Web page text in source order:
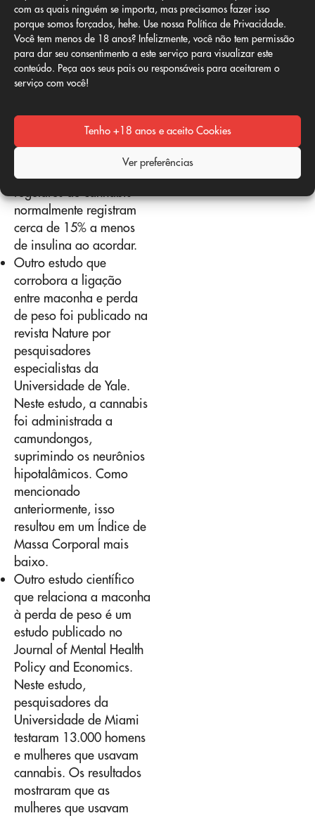
com as quais ninguém se importa, mas precisamos fazer isso
porque somos forçados, hehe. Use nossa Política de Privacidade.
Você tem menos de 18 anos? Infelizmente, você não tem permissão
para dar seu consentimento a este serviço para visualizar este
conteúdo. Peça aos seus pais ou responsáveis para aceitarem o
serviço com você!
Tenho +18 anos e aceito Cookies
Ver preferências
direto do THC na perda de
peso. Por exemplo:
Um estudo publicado no
American Journal of
Medicine relacionou o
regulação adequada da
insulina, o hormônio que
regula os açúcares no
corpo. Fumantes
regulares de cannabis
normalmente registram
cerca de 15% a menos
de insulina ao acordar.
Outro estudo que
corrobora a ligação
entre maconha e perda
de peso foi publicado na
revista Nature por
pesquisadores
especialistas da
Universidade de Yale.
Neste estudo, a cannabis
foi administrada a
camundongos,
suprimindo os neurônios
hipotalâmicos. Como
mencionado
anteriormente, isso
resultou em um Índice de
Massa Corporal mais
baixo.
Outro estudo científico
que relaciona a maconha
à perda de peso é um
estudo publicado no
Journal of Mental Health
Policy and Economics.
Neste estudo,
pesquisadores da
Universidade de Miami
testaram 13.000 homens
e mulheres que usavam
cannabis. Os resultados
mostraram que as
mulheres que usavam